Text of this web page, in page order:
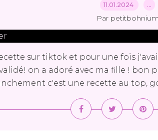
11.01.2024 …
Par petitbohnium
sur tiktok et pour une fois
on a adoré avec ma fille ! bon
c'est une recette au top,